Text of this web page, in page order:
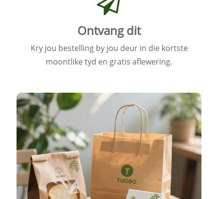
Ontvang dit
Kry jou bestelling by jou deur in die kortste
moontlike tyd en gratis aflewering.